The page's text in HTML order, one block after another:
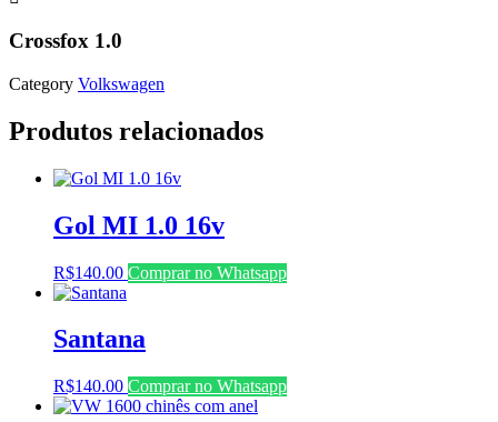
Crossfox 1.0
Category Volkswagen
Produtos relacionados
Gol MI 1.0 16v
R$140.00 Comprar no Whatsapp
Santana
R$140.00 Comprar no Whatsapp